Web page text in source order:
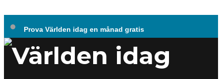
Prova Världen idag en månad gratis